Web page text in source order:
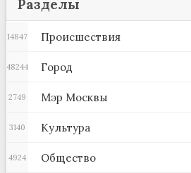
Разделы
Происшествия
14847
Город
48244
Мэр Москвы
2749
Культура
3140
Общество
4924